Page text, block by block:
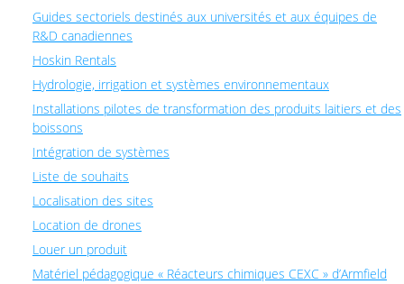
Guides sectoriels destinés aux universités et aux équipes de
R&D canadiennes
Hoskin Rentals
Hydrologie, irrigation et systèmes environnementaux
Installations pilotes de transformation des produits laitiers et des
boissons
Intégration de systèmes
Liste de souhaits
Localisation des sites
Location de drones
Louer un produit
Matériel pédagogique « Réacteurs chimiques CEXC » d’Armfield